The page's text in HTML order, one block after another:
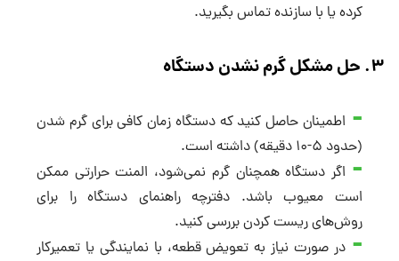
کرده یا با سازنده تماس بگیرید.
۳. حل مشکل گرم نشدن دستگاه
اطمینان حاصل کنید که دستگاه زمان کافی برای گرم شدن
(حدود ۵-۱۰ دقیقه) داشته است.
اگر دستگاه همچنان گرم نمی‌شود، المنت حرارتی ممکن
است معیوب باشد. دفترچه راهنمای دستگاه را برای
روش‌های ریست کردن بررسی کنید.
در صورت نیاز به تعویض قطعه، با نمایندگی یا تعمیرکار